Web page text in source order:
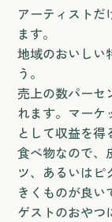
アーティストだ
ます。
地域のおいしい
う。
売上の数パーセ
れます。マーケ
として収益を得
食べ物なので、
ツ、あるいは
きくものが良い
ゲストのおやつ